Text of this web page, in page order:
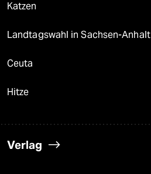
Katzen
Landtagswahl in Sachsen-Anhalt
Ceuta
Hitze
Verlag